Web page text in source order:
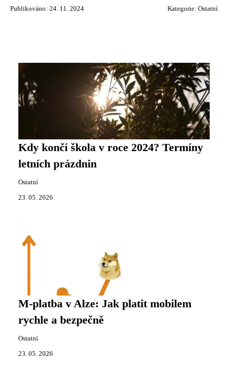
Publikováno: 24. 11. 2024 Kategorie: Ostatní
Kdy končí škola v roce 2024? Termíny
letních prázdnin
Ostatní
23. 05. 2026
M-platba v Alze: Jak platit mobilem
rychle a bezpečně
Ostatní
23. 05. 2026